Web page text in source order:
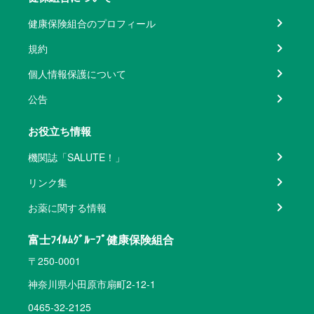
健康保険組合のプロフィール
規約
個人情報保護について
公告
お役立ち情報
機関誌「SALUTE！」
リンク集
お薬に関する情報
富士ﾌｲﾙﾑｸﾞﾙｰﾌﾟ健康保険組合
〒250-0001
神奈川県小田原市扇町2-12-1
0465-32-2125